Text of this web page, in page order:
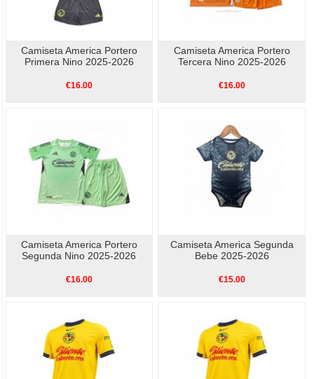
Camiseta America Portero
Primera Nino 2025-2026
€16.00
Camiseta America Portero
Tercera Nino 2025-2026
€16.00
Camiseta America Portero
Segunda Nino 2025-2026
€16.00
Camiseta America Segunda
Bebe 2025-2026
€15.00